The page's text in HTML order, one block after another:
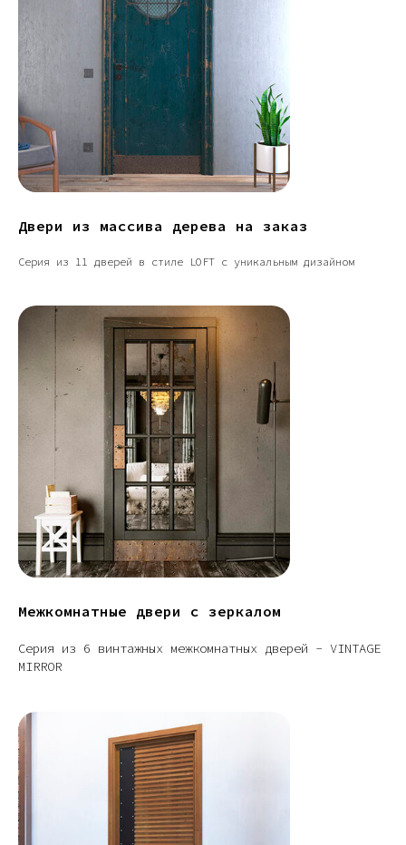
Двери из массива дерева на заказ
Серия из 11 дверей в стиле LOFT с уникальным дизайном
Межкомнатные двери с зеркалом
Серия из 6 винтажных межкомнатных дверей - VINTAGE
MIRROR